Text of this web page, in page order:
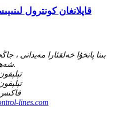
قاپلانغان كونترول
شەھىرى جياڭسۇ ئۆلكىسى.
lines.com